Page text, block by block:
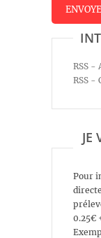
RSS -
RSS -
JE
Pour
0.25€